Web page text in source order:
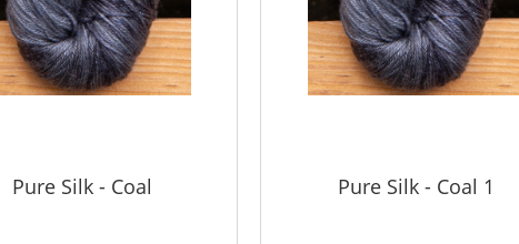
Pure Silk - Coal Pure Silk - Coal 1